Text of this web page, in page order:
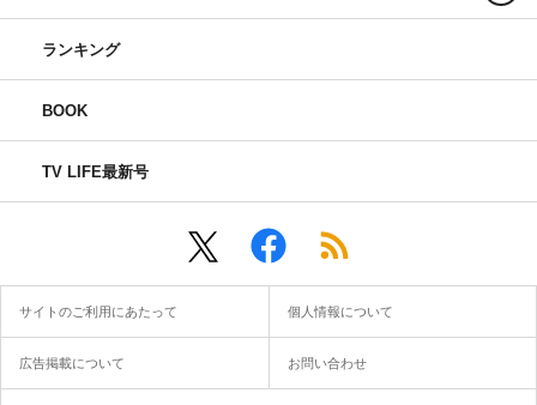
ランキング
BOOK
TV LIFE最新号
サイトのご利用にあたって 個人情報について
広告掲載について お問い合わせ